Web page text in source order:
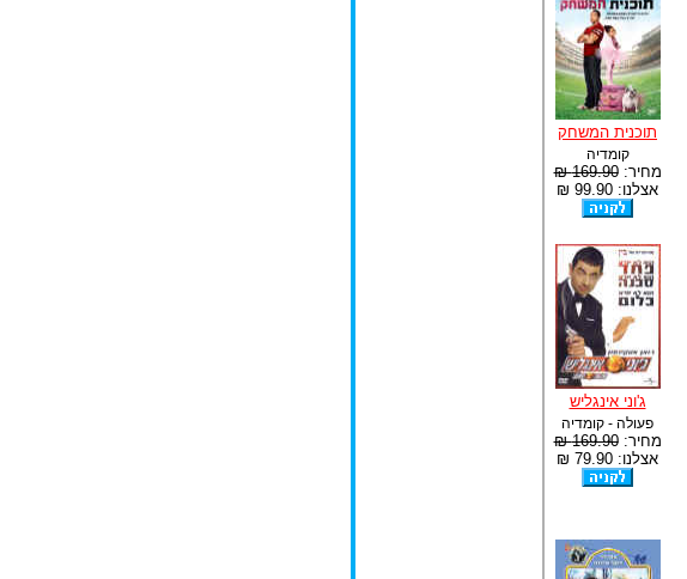
תוכנית המשחק
קומדיה
מחיר:169.90 ₪
אצלנו: 99.90 ₪
ג'וני אינגליש
פעולה - קומדיה
מחיר:169.90 ₪
אצלנו: 79.90 ₪